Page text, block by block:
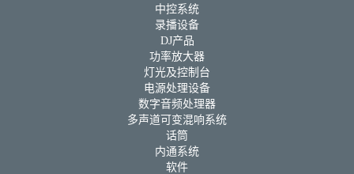
中控系统
录播设备
DJ产品
功率放大器
灯光及控制台
电源处理设备
数字音频处理器
多声道可变混响系统
话筒
内通系统
软件